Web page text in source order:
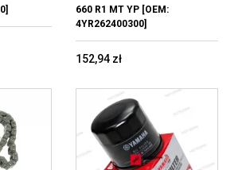
660 R1 MT YP [OEM:
4YR262400300]
152,94 zł